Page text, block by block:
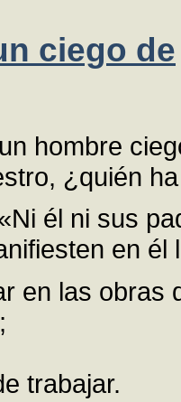
ciego de
hombre
¿quién
él ni sus
en él
en las obras
trabajar.